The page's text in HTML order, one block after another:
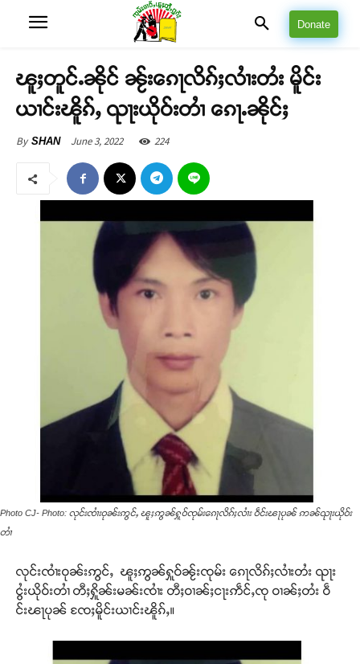
Donate
ၽူႈတူင်ႉၼိုင် ၼႂ်းၵေႃလိၵ်ႈလၢႆးတႆး မိူင်း
ယၢင်းၽိူၵ်ႇ ၺႃးယိုဝ်းတၢႆ ၵေႃႉၼိုင်ႈ
By SHAN June 3, 2022 224
Photo CJ- Photo: လုင်းၸၢႆးဝုၼ်းဢွင်ႇ ၽူႈဢွၼ်ႁူဝ်ၸုမ်းၵေႃလိၵ်ႈလၢႆး ဝဵင်းၽႃပုၼ် ဢၼ်ၺႃးယိုဝ်း
တၢႆ
လုင်းၸၢႆးဝုၼ်းဢွင်ႇ ၽူႈဢွၼ်ႁူဝ်ၼႂ်းၸုမ်း ၵေႃလိၵ်ႈလၢႆးတႆး ၺႃး
ငွႆးယိုဝ်းတၢႆ တီႈႁိူၼ်းမၼ်းၸၢႆး တီႈဝၢၼ်ႈငႃးဢဵင်ႇၸု ဝၢၼ်ႈတႆး ဝဵ
င်းၽႃပုၼ် ၸႄႈမိူင်းယၢင်းၽိူၵ်ႇ။